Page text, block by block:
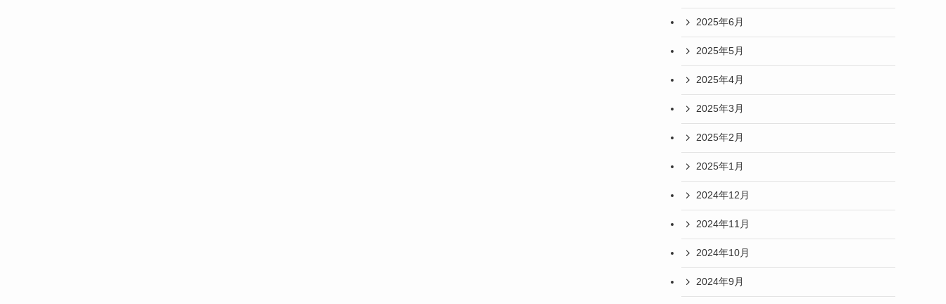
2025年6月
2025年5月
2025年4月
2025年3月
2025年2月
2025年1月
2024年12月
2024年11月
2024年10月
2024年9月